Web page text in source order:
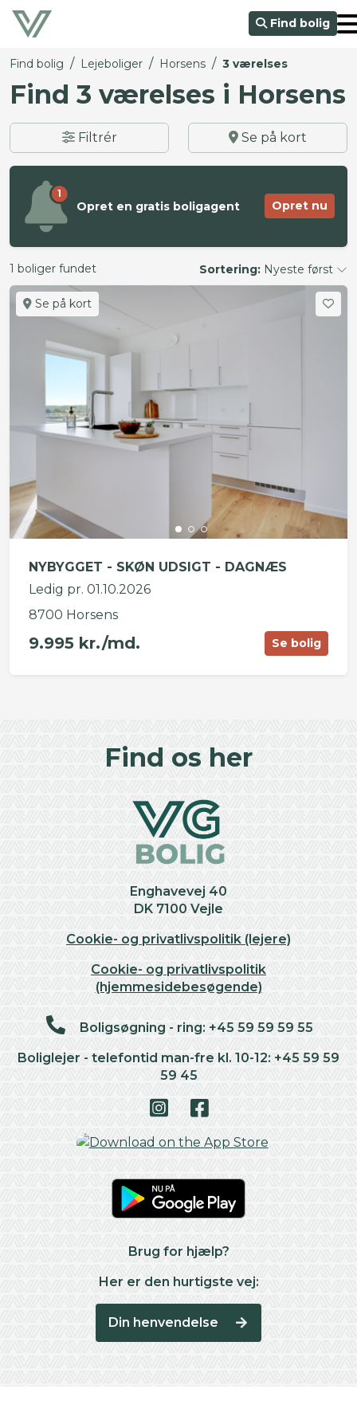
Find bolig
Find bolig / Lejeboliger / Horsens / 3 værelses
Find 3 værelses i Horsens
Filtrér Se på kort
1
Opret en gratis boligagent Opret nu
1 boliger fundet Sortering: Nyeste først
Se på kort
NYBYGGET - SKØN UDSIGT - DAGNÆS
Ledig pr. 01.10.2026
8700 Horsens
9.995 kr./md. Se bolig
Find os her
Enghavevej 40
DK 7100 Vejle
Cookie- og privatlivspolitik (lejere)
Cookie- og privatlivspolitik
(hjemmesidebesøgende)
Boligsøgning - ring: +45 59 59 59 55
Boliglejer - telefontid man-fre kl. 10-12: +45 59 59
59 45
Brug for hjælp?
Her er den hurtigste vej:
Din henvendelse